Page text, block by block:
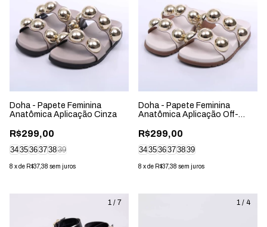
Doha - Papete Feminina
Anatômica Aplicação Cinza
R$299,00
343536373839
8 xde R$37,38 sem juros
Doha - Papete Feminina
Anatômica Aplicação Off-
R$299,00
343536373839
8 xde R$37,38 sem juros
1 / 7 1 / 4